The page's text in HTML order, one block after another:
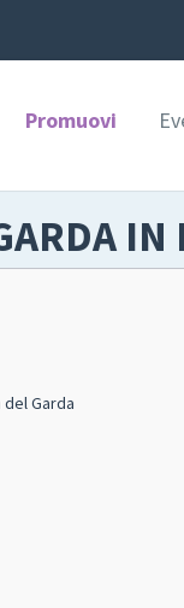
Promuovi
IN
del Garda